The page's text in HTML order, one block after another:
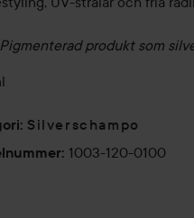
produkt som
: Silverschampo
: 1003-120-0100